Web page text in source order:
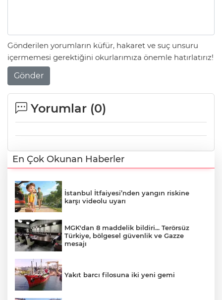
Gönderilen yorumların küfür, hakaret ve suç unsuru
içermemesi gerektiğini okurlarımıza önemle hatırlatırız!
Gönder
Yorumlar (0)
En Çok Okunan Haberler
İstanbul İtfaiyesi’nden yangın riskine
karşı videolu uyarı
MGK'dan 8 maddelik bildiri... Terörsüz
Türkiye, bölgesel güvenlik ve Gazze
mesajı
Yakıt barcı filosuna iki yeni gemi